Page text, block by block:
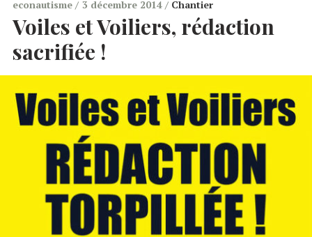
econautisme 3 décembre 2014 Chantier
Voiles et Voiliers, rédaction
sacrifiée !